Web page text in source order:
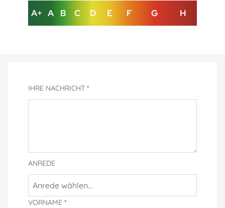
A+ A B C D E F G H
IHRE NACHRICHT *
ANREDE
VORNAME *